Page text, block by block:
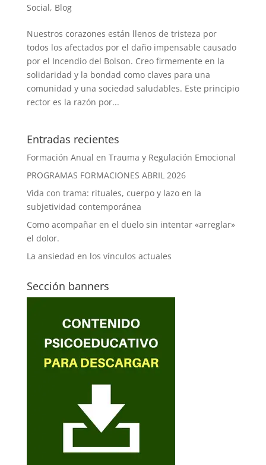
Social, Blog
Nuestros corazones están llenos de tristeza por
todos los afectados por el daño impensable causado
por el Incendio del Bolson. Creo firmemente en la
solidaridad y la bondad como claves para una
comunidad y una sociedad saludables. Este principio
rector es la razón por...
Entradas recientes
Formación Anual en Trauma y Regulación Emocional
PROGRAMAS FORMACIONES ABRIL 2026
Vida con trama: rituales, cuerpo y lazo en la
subjetividad contemporánea
Como acompañar en el duelo sin intentar «arreglar»
el dolor.
La ansiedad en los vínculos actuales
Sección banners